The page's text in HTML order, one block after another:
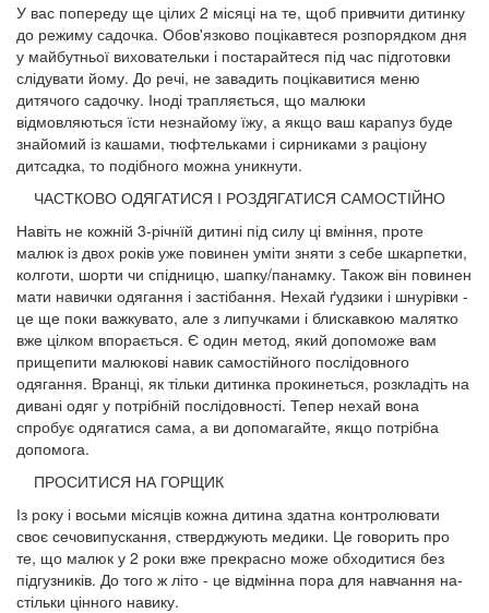
У вас попереду ще цілих 2 місяці на те, щоб при­вчити дитинку
до режиму садочка. Обов'язково поцікавтеся розпорядком дня
у майбутньої вихова­тельки і постарайтеся під час підготовки
слідува­ти йому. До речі, не завадить поцікавитися меню
дитячого садочку. Іноді трапляється, що малюки
відмовляються їсти незнайому їжу, а якщо ваш карапуз буде
знайомий із кашами, тюфтельками і сирниками з раціону
дитсадка, то подібного можна уникнути.
ЧАСТКОВО ОДЯГАТИСЯ І РОЗДЯГАТИСЯ САМОСТІЙНО
Навіть не кожній 3-річнїй дитині під силу ці вмін­ня, проте
малюк із двох років уже повинен уміти зняти з себе шкарпетки,
колготи, шорти чи спід­ницю, шапку/панамку. Також він повинен
мати навички одягання і застібання. Нехай ґудзики і шнурівки -
це ще поки важкувато, але з липучка­ми і блискавкою малятко
вже цілком впорається. Є один метод, який допоможе вам
прищепити ма­люкові навик самостійного послідовного
одягання. Вранці, як тільки дитинка прокинеться, розкладіть на
дивані одяг у потрібній послідовності. Тепер не­хай вона
спробує одягатися сама, а ви допомагай­те, якщо потрібна
допомога.
ПРОСИТИСЯ НА ГОРЩИК
Із року і восьми місяців кожна дитина здатна контролювати
своє сечовипускання, стверджують медики. Це говорить про
те, що малюк у 2 роки вже прекрасно може обходитися без
підгузників. До того ж літо - це відмінна пора для навчання на­
стільки цінного навику.